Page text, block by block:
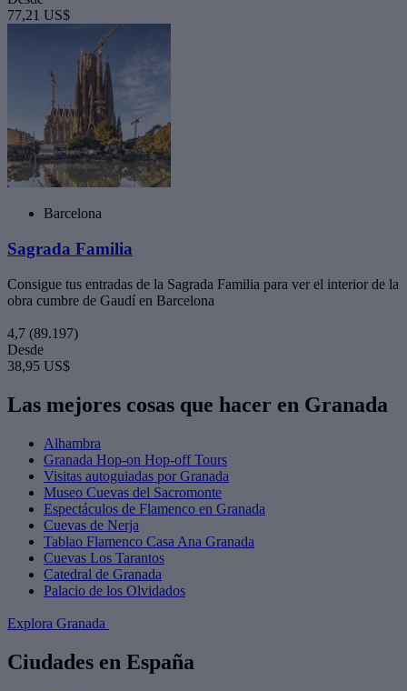
77,21 US$
Barcelona
Sagrada Familia
Consigue tus entradas de la Sagrada Familia para ver el interior de la
obra cumbre de Gaudí en Barcelona
4,7 (89.197)
Desde
38,95 US$
Las mejores cosas que hacer en Granada
Alhambra
Granada Hop-on Hop-off Tours
Visitas autoguiadas por Granada
Museo Cuevas del Sacromonte
Espectáculos de Flamenco en Granada
Cuevas de Nerja
Tablao Flamenco Casa Ana Granada
Cuevas Los Tarantos
Catedral de Granada
Palacio de los Olvidados
Explora Granada
Ciudades en España